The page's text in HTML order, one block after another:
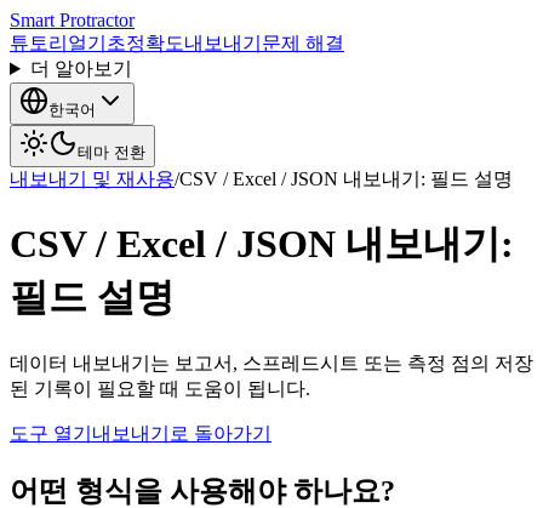
Smart Protractor
튜토리얼기초정확도내보내기 문제 해결
더 알아보기
한국어
테마 전환
내보내기 및 재사용/CSV / Excel / JSON 내보내기: 필드 설명
CSV / Excel / JSON 내보내기:
필드 설명
데이터 내보내기는 보고서, 스프레드시트 또는 측정 점의 저장
된 기록이 필요할 때 도움이 됩니다.
도구 열기 내보내기로 돌아가기
어떤 형식을 사용해야 하나요?